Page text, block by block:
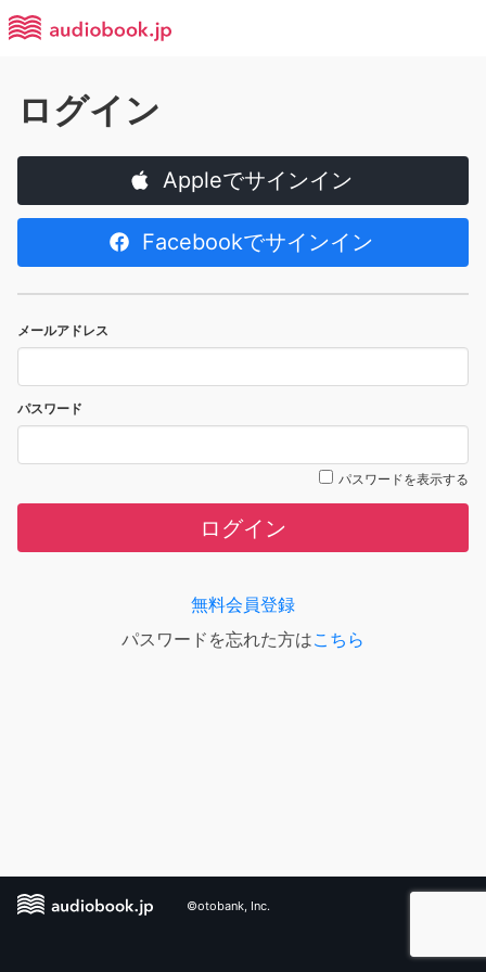
ログイン
Appleでサインイン
Facebookでサインイン
メールアドレス
パスワード
パスワードを表示する
ログイン
無料会員登録
パスワードを忘れた方はこちら
©otobank, Inc.